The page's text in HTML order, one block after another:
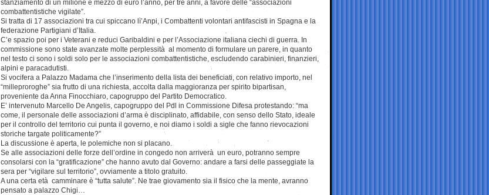
stanziamento di un milione e mezzo di euro l’anno, per tre anni, a favore delle “associazioni
combattentistiche vigilate”.
Si tratta di 17 associazioni tra cui spiccano lì’Anpi, i Combattenti volontari antifascisti in Spagna e la
federazione Partigiani d’Italia.
C’e spazio poi per i Veterani e reduci Garibaldini e per l’Associazione italiana ciechi di guerra. In
commissione sono state avanzate molte perplessità al momento di formulare un parere, in quanto
nel testo ci sono i soldi solo per le associazioni combattentistiche, escludendo carabinieri, finanzieri,
alpini e paracadutisti.
Si vocifera a Palazzo Madama che l’inserimento della lista dei beneficiati, con relativo importo, nel
“milleproroghe” sia frutto di una richiesta, accolta dalla maggioranza per spirito bipartisan,
proveniente da Anna Finocchiaro, capogruppo del Partito Democratico.
E’ intervenuto Marcello De Angelis, capogruppo del Pdl in Commissione Difesa protestando: “ma
come, il personale delle associazioni d’arma è disciplinato, affidabile, con senso dello Stato, ideale
per il controllo del territorio cui punta il governo, e noi diamo i soldi a sigle che fanno rievocazioni
storiche targate politicamente?”
La discussione è aperta, le polemiche non si placano.
Se alle associazioni delle forze dell’ordine in congedo non arriverà un euro, potranno sempre
consolarsi con la “gratificazione” che hanno avuto dal Governo: andare a farsi delle passeggiate la
sera per “vigilare sul territorio”, ovviamente a titolo gratuito.
A una certa età camminare è “tutta salute”. Ne trae giovamento sia il fisico che la mente, avranno
pensato a palazzo Chigi…